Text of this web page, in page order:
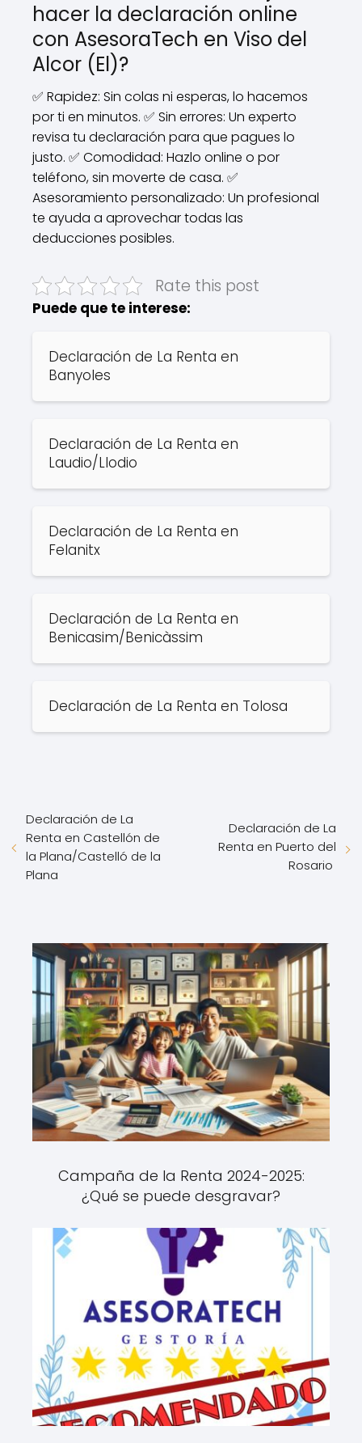
hacer la declaración online
con AsesoraTech en Viso del
Alcor (El)?
✅ Rapidez: Sin colas ni esperas, lo hacemos
por ti en minutos. ✅ Sin errores: Un experto
revisa tu declaración para que pagues lo
justo. ✅ Comodidad: Hazlo online o por
teléfono, sin moverte de casa. ✅
Asesoramiento personalizado: Un profesional
te ayuda a aprovechar todas las
deducciones posibles.
Rate this post
Puede que te interese:
Declaración de La Renta en
Banyoles
Declaración de La Renta en
Laudio/Llodio
Declaración de La Renta en
Felanitx
Declaración de La Renta en
Benicasim/Benicàssim
Declaración de La Renta en Tolosa
Declaración de La
Renta en Castellón de
la Plana/Castelló de la
Plana
Declaración de La
Renta en Puerto del
Rosario
Campaña de la Renta 2024-2025:
¿Qué se puede desgravar?